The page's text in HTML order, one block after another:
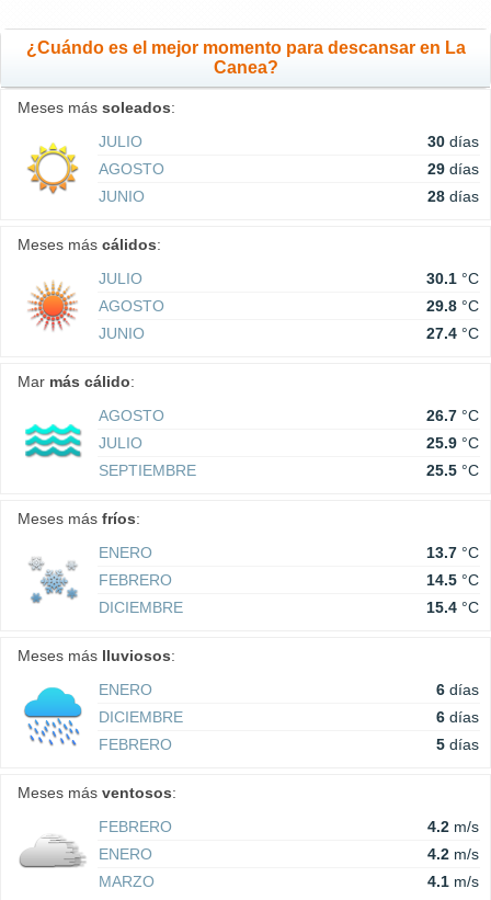
¿Cuándo es el mejor momento para descansar en La
Canea?
Meses más soleados:
JULIO
30 días
AGOSTO
29 días
JUNIO
28 días
Meses más cálidos:
JULIO
30.1 °C
AGOSTO
29.8 °C
JUNIO
27.4 °C
Mar más cálido:
AGOSTO
26.7 °C
JULIO
25.9 °C
SEPTIEMBRE
25.5 °C
Meses más fríos:
ENERO
13.7 °C
FEBRERO
14.5 °C
DICIEMBRE
15.4 °C
Meses más lluviosos:
ENERO
6 días
DICIEMBRE
6 días
FEBRERO
5 días
Meses más ventosos:
FEBRERO
4.2 m/s
ENERO
4.2 m/s
MARZO
4.1 m/s